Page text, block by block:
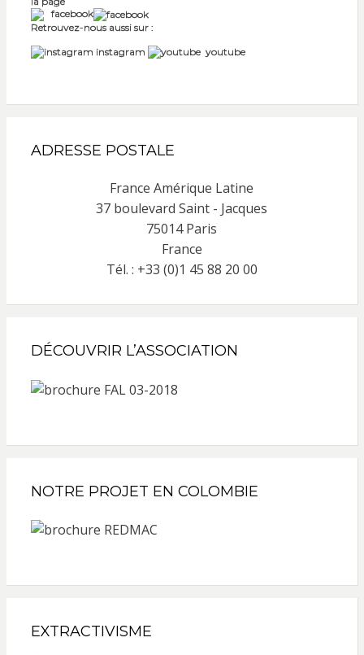
facebook
Retrouvez-nous aussi sur :
instagram
youtube
ADRESSE POSTALE
France Amérique Latine
37 boulevard Saint - Jacques
75014 Paris
France
Tél. : +33 (0)1 45 88 20 00
DÉCOUVRIR L’ASSOCIATION
NOTRE PROJET EN COLOMBIE
EXTRACTIVISME